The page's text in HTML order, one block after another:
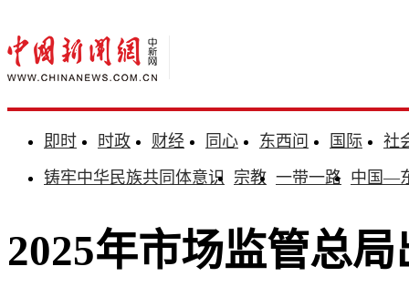
即时 时政 财经 同心 东西问 国际
社
铸牢中华民族共同体意识 宗教 一带一路 中国—
2025年市场监管总